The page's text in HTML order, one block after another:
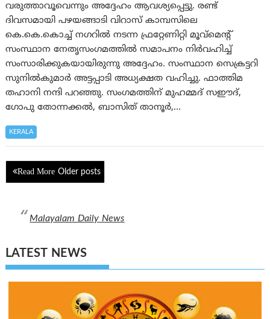
വരുത്താവൂവെന്നും അദ്ദേഹം ആവശ്യപ്പെട്ടു. രണ്ട്
ദിവസമായി പഴയങ്ങാടി വിറാസ് കാമ്പസിലെ
കെ.കെ.കൊച്ച് നഗറിൽ നടന്ന ഫ്രറ്റേണിറ്റി മൂവ്മെൻ്റ്
സംസ്ഥാന നേതൃസംഗമത്തിൽ സമാപനം നിർവഹിച്ച്
സംസാരിക്കുകയായിരുന്നു അദ്ദേഹം. സംസ്ഥാന സെക്രട്ടറി
സുനിൽകുമാർ അട്ടപ്പാടി അധ്യക്ഷത വഹിച്ചു. ഫാത്തിമ
തഹാനി നന്ദി പറഞ്ഞു. സംഗമത്തിന് മുഹമ്മദ് സഈദ്,
ഗോപു തോന്നക്കൽ, ബാസിത് താനൂർ,…
KERALA
Posts
navigation
Older posts
Malayalam Daily News
LATEST NEWS